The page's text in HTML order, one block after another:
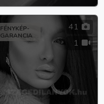
FÉNYKÉP-
GARANCIA
41
1